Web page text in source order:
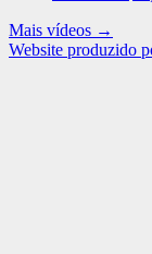
Mais vídeos →
Website produzido